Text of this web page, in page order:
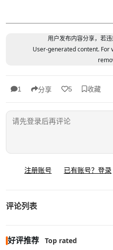
用户发布内容分享，若
User-generated content. For
1 分享 5 收藏
注册账号 已有账号？登录
评论列表
好评推荐 Top rated